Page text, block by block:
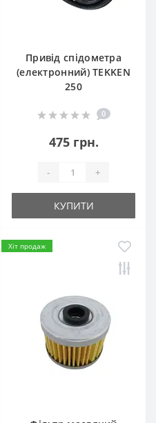
Привід спідометра
(електронний) TEKKEN
250
0
475 грн.
- +
КУПИТИ
Хіт продаж